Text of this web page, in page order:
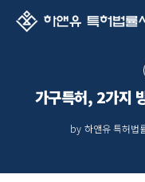
가구특허, 2가지
by 하앤유 특허법